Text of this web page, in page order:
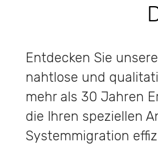
Entdecken Sie
nahtlose und
mehr als 30 Jahren
die Ihren speziellen
Systemmigration